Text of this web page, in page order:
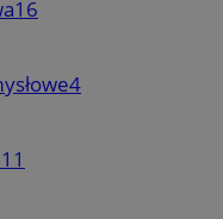
16
4
11